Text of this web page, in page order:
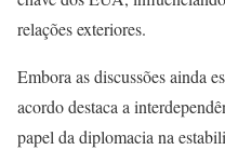
relações exteriores.
Embora as discussões ainda
acordo destaca a
papel da diplomacia na